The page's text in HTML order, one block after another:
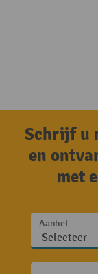
Schrijf u
en
met
Aanhef